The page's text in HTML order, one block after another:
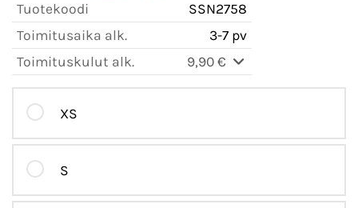
Tuotekoodi
SSN2758
Toimitusaika alk.
3-7 pv
Toimituskulut alk.
9,90 €
XS
S